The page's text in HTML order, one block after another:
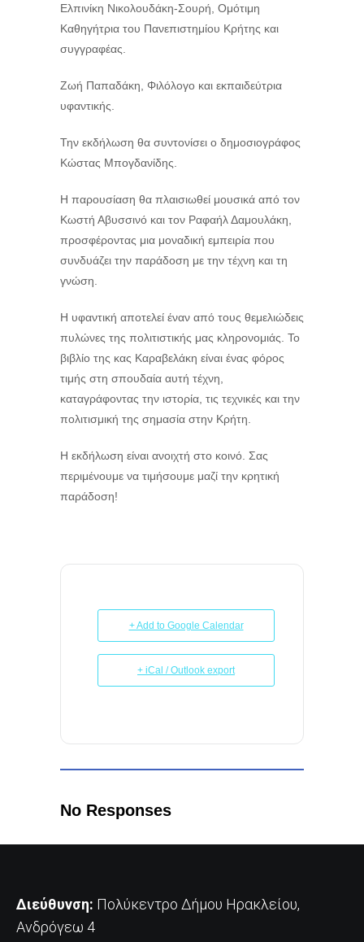
Ελπινίκη Νικολουδάκη-Σουρή, Ομότιμη
Καθηγήτρια του Πανεπιστημίου Κρήτης και
συγγραφέας.
Ζωή Παπαδάκη, Φιλόλογο και εκπαιδεύτρια
υφαντικής.
Την εκδήλωση θα συντονίσει ο δημοσιογράφος
Κώστας Μπογδανίδης.
Η παρουσίαση θα πλαισιωθεί μουσικά από τον
Κωστή Αβυσσινό και τον Ραφαήλ Δαμουλάκη,
προσφέροντας μια μοναδική εμπειρία που
συνδυάζει την παράδοση με την τέχνη και τη
γνώση.
Η υφαντική αποτελεί έναν από τους θεμελιώδεις
πυλώνες της πολιτιστικής μας κληρονομιάς. Το
βιβλίο της κας Καραβελάκη είναι ένας φόρος
τιμής στη σπουδαία αυτή τέχνη,
καταγράφοντας την ιστορία, τις τεχνικές και την
πολιτισμική της σημασία στην Κρήτη.
Η εκδήλωση είναι ανοιχτή στο κοινό. Σας
περιμένουμε να τιμήσουμε μαζί την κρητική
παράδοση!
+ Add to Google Calendar
+ iCal / Outlook export
No Responses
Διεύθυνση: Πολύκεντρο Δήμου Ηρακλείου,
Ανδρόγεω 4